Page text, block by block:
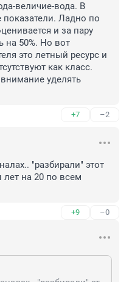
величие-вода. В
показатели. Ладно по
и за пару
на 50%. Но вот
это летный ресурс и
как класс.
уделять
+7 –2
"разбирали" этот
лет на 20 по всем
+9 –0